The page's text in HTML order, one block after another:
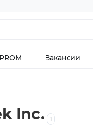
Вакансии
Inc. 1